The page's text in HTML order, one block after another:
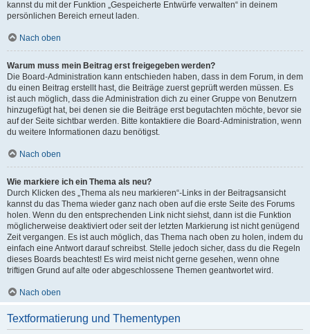
kannst du mit der Funktion „Gespeicherte Entwürfe verwalten“ in deinem
persönlichen Bereich erneut laden.
Nach oben
Warum muss mein Beitrag erst freigegeben werden?
Die Board-Administration kann entschieden haben, dass in dem Forum, in dem
du einen Beitrag erstellt hast, die Beiträge zuerst geprüft werden müssen. Es
ist auch möglich, dass die Administration dich zu einer Gruppe von Benutzern
hinzugefügt hat, bei denen sie die Beiträge erst begutachten möchte, bevor sie
auf der Seite sichtbar werden. Bitte kontaktiere die Board-Administration, wenn
du weitere Informationen dazu benötigst.
Nach oben
Wie markiere ich ein Thema als neu?
Durch Klicken des „Thema als neu markieren“-Links in der Beitragsansicht
kannst du das Thema wieder ganz nach oben auf die erste Seite des Forums
holen. Wenn du den entsprechenden Link nicht siehst, dann ist die Funktion
möglicherweise deaktiviert oder seit der letzten Markierung ist nicht genügend
Zeit vergangen. Es ist auch möglich, das Thema nach oben zu holen, indem du
einfach eine Antwort darauf schreibst. Stelle jedoch sicher, dass du die Regeln
dieses Boards beachtest! Es wird meist nicht gerne gesehen, wenn ohne
triftigen Grund auf alte oder abgeschlossene Themen geantwortet wird.
Nach oben
Textformatierung und Thementypen